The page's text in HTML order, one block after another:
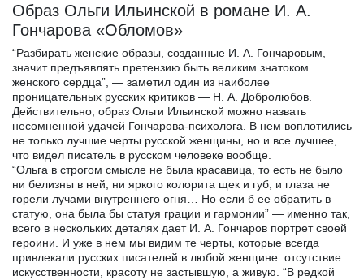
Образ Ольги Ильинской в романе И. А.
Гончарова «Обломов»
“Разбирать женские образы, созданные И. А. Гончаровым,
значит предъявлять претензию быть великим знатоком
женского сердца”, — заметил один из наиболее
проницательных русских критиков — Н. А. Добролюбов.
Действительно, образ Ольги Ильинской можно назвать
несомненной удачей Гончарова-психолога. В нем воплотились
не только лучшие черты русской женщины, но и все лучшее,
что видел писатель в русском человеке вообще.
“Ольга в строгом смысле не была красавица, то есть не было
ни белизны в ней, ни яркого колорита щек и губ, и глаза не
горели лучами внутреннего огня… Но если б ее обратить в
статую, она была бы статуя грации и гармонии” — именно так,
всего в нескольких деталях дает И. А. Гончаров портрет своей
героини. И уже в нем мы видим те черты, которые всегда
привлекали русских писателей в любой женщине: отсутствие
искусственности, красоту не застывшую, а живую. “В редкой